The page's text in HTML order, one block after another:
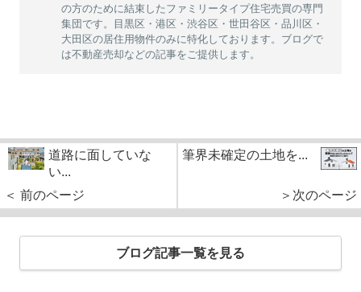
の方のために結束したファミリータイプ住宅売買の専門
集団です。目黒区・港区・渋谷区・世田谷区・品川区・
大田区の居住用物件のみに特化しております。ブログで
は不動産売却などの記事をご提供します。
道路に面していな
い...
＜ 前のページ
筆界未確定の土地を...
＞次のページ
ブログ記事一覧を見る